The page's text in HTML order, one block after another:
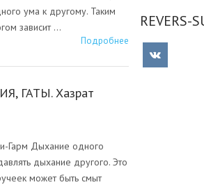
ума к другому. Таким
зависит …
Подробнее
ГАТЫ. Хазрат
Гарм Дыхание одного
дыхание другого. Это
может быть смыт